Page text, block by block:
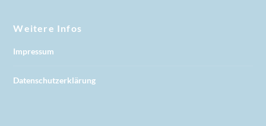
Weitere Infos
Impressum
Datenschutzerklärung